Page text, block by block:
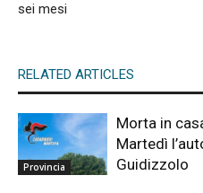
sei mesi
RELATED ARTICLES
Provincia
Morta in
Martedì
Guidizzolo